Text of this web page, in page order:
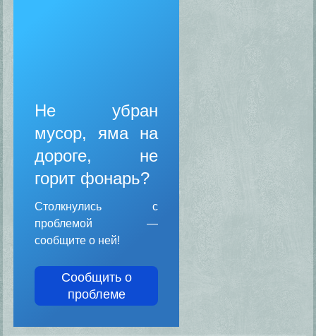
Не убран
мусор, яма на
дороге, не
горит фонарь?
Столкнулись с
проблемой —
сообщите о ней!
Сообщить о
проблеме